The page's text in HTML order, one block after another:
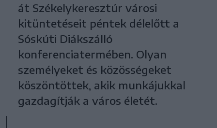
át Székelykeresztúr városi
kitüntetéseit péntek délelőtt a
Sóskúti Diákszálló
konferenciatermében. Olyan
személyeket és közösségeket
köszöntöttek, akik munkájukkal
gazdagítják a város életét.